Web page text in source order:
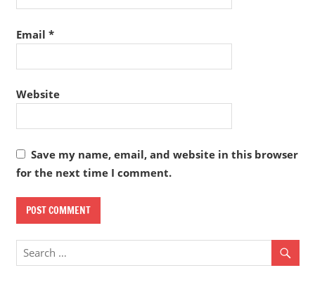
Email *
Website
Save my name, email, and website in this browser
for the next time I comment.